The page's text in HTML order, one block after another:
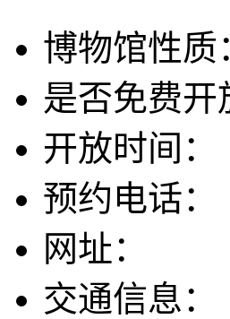
博物馆性质
是否免费开
开放时间：
预约电话：
网址：
交通信息：